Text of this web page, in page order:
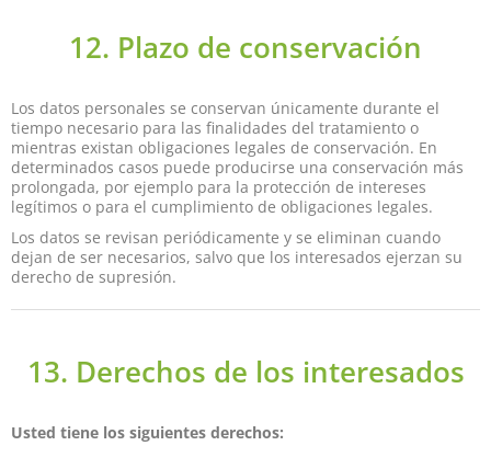
12. Plazo de conservación
Los datos personales se conservan únicamente durante el
tiempo necesario para las finalidades del tratamiento o
mientras existan obligaciones legales de conservación. En
determinados casos puede producirse una conservación más
prolongada, por ejemplo para la protección de intereses
legítimos o para el cumplimiento de obligaciones legales.
Los datos se revisan periódicamente y se eliminan cuando
dejan de ser necesarios, salvo que los interesados ejerzan su
derecho de supresión.
13. Derechos de los interesados
Usted tiene los siguientes derechos: